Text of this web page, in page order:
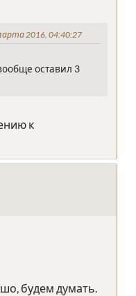
2016, 04:40:27
оставил 3
к
будем думать.